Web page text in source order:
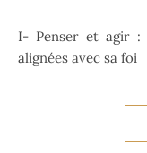
I- Penser et agir : transformer ses pensées en actions
alignées avec sa foi